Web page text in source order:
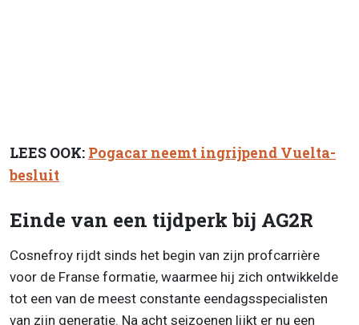
LEES OOK: Pogacar neemt ingrijpend Vuelta-
besluit
Einde van een tijdperk bij AG2R
Cosnefroy rijdt sinds het begin van zijn profcarrière
voor de Franse formatie, waarmee hij zich ontwikkelde
tot een van de meest constante eendagsspecialisten
van zijn generatie. Na acht seizoenen lijkt er nu een